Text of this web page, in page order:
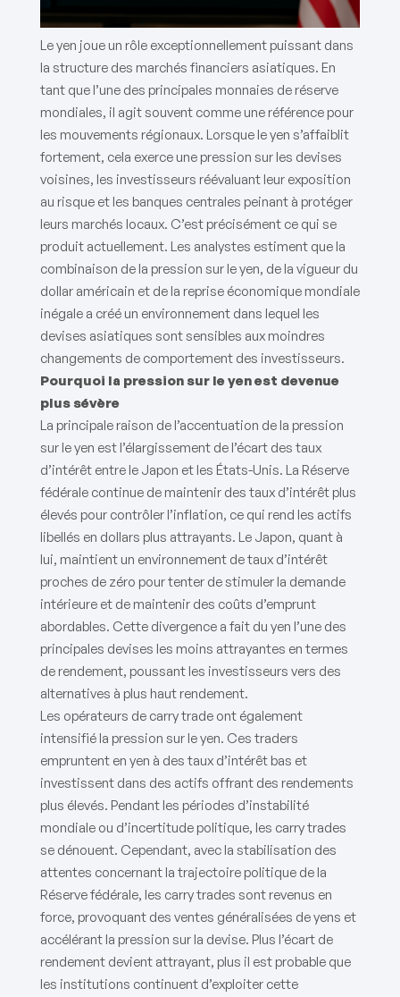
Le yen joue un rôle exceptionnellement puissant dans
la structure des marchés financiers asiatiques. En
tant que l’une des principales monnaies de réserve
mondiales, il agit souvent comme une référence pour
les mouvements régionaux. Lorsque le yen s’affaiblit
fortement, cela exerce une pression sur les devises
voisines, les investisseurs réévaluant leur exposition
au risque et les banques centrales peinant à protéger
leurs marchés locaux. C’est précisément ce qui se
produit actuellement. Les analystes estiment que la
combinaison de la pression sur le yen, de la vigueur du
dollar américain et de la reprise économique mondiale
inégale a créé un environnement dans lequel les
devises asiatiques sont sensibles aux moindres
changements de comportement des investisseurs.
Pourquoi la pression sur le yen est devenue
plus sévère
La principale raison de l’accentuation de la pression
sur le yen est l’élargissement de l’écart des taux
d’intérêt entre le Japon et les États-Unis. La Réserve
fédérale continue de maintenir des taux d’intérêt plus
élevés pour contrôler l’inflation, ce qui rend les actifs
libellés en dollars plus attrayants. Le Japon, quant à
lui, maintient un environnement de taux d’intérêt
proches de zéro pour tenter de stimuler la demande
intérieure et de maintenir des coûts d’emprunt
abordables. Cette divergence a fait du yen l’une des
principales devises les moins attrayantes en termes
de rendement, poussant les investisseurs vers des
alternatives à plus haut rendement.
Les opérateurs de carry trade ont également
intensifié la pression sur le yen. Ces traders
empruntent en yen à des taux d’intérêt bas et
investissent dans des actifs offrant des rendements
plus élevés. Pendant les périodes d’instabilité
mondiale ou d’incertitude politique, les carry trades
se dénouent. Cependant, avec la stabilisation des
attentes concernant la trajectoire politique de la
Réserve fédérale, les carry trades sont revenus en
force, provoquant des ventes généralisées de yens et
accélérant la pression sur la devise. Plus l’écart de
rendement devient attrayant, plus il est probable que
les institutions continuent d’exploiter cette